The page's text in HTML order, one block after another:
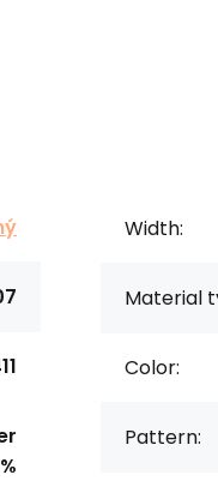
Width:
Material
Color:
Pattern: